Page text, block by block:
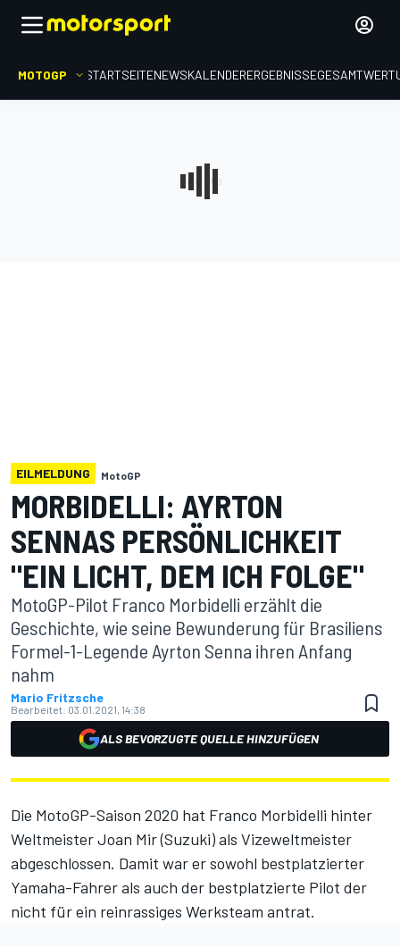
MOTOGP STARTSEITENEWSKALENDERERGEBNISSE
EILMELDUNG MotoGP
MORBIDELLI: AYRTON
SENNAS PERSÖNLICHKEIT
"EIN LICHT, DEM ICH FOLGE"
MotoGP-Pilot Franco Morbidelli erzählt die
Geschichte, wie seine Bewunderung für Brasiliens
Formel-1-Legende Ayrton Senna ihren Anfang
nahm
Mario Fritzsche
Bearbeitet: 03.01.2021, 14:38
ALS BEVORZUGTE QUELLE HINZUFÜGEN
Die MotoGP-Saison 2020 hat Franco Morbidelli hinter
Weltmeister Joan Mir (Suzuki) als Vizeweltmeister
abgeschlossen. Damit war er sowohl bestplatzierter
Yamaha-Fahrer als auch der bestplatzierte Pilot der
nicht für ein reinrassiges Werksteam antrat.